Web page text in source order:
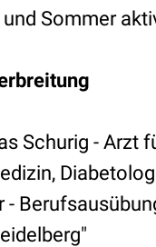
Sommer
Schurig - Arzt
-